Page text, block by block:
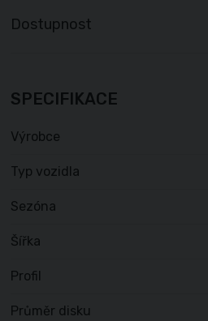
Dostupnost
SPECIFIKACE
Výrobce
Typ vozidla
Sezóna
Šířka
Profil
Průměr disku